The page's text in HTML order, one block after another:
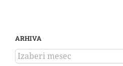
ARHIVA
ARHIVA